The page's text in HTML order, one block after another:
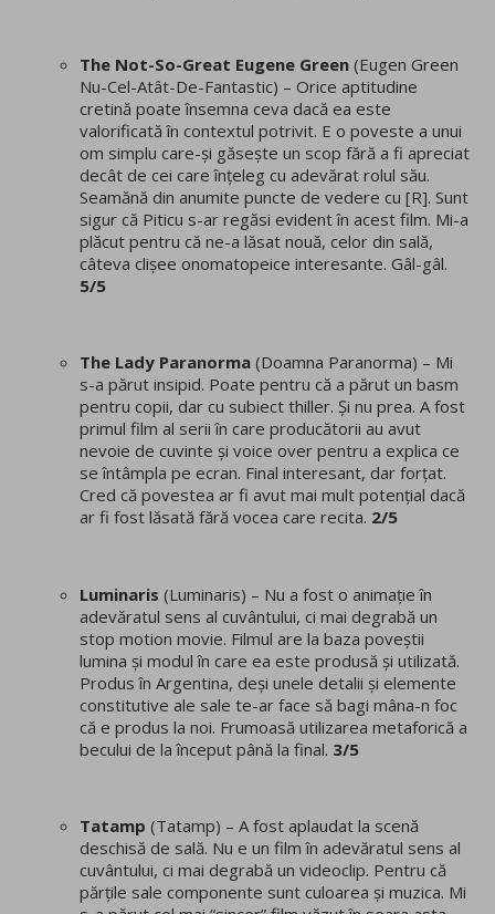
The Not-So-Great Eugene Green (Eugen Green
Nu-Cel-Atât-De-Fantastic) – Orice aptitudine
cretină poate însemna ceva dacă ea este
valorificată în contextul potrivit. E o poveste a unui
om simplu care-și găsește un scop fără a fi apreciat
decât de cei care înțeleg cu adevărat rolul său.
Seamănă din anumite puncte de vedere cu [R]. Sunt
sigur că Piticu s-ar regăsi evident în acest film. Mi-a
plăcut pentru că ne-a lăsat nouă, celor din sală,
câteva clișee onomatopeice interesante. Gâl-gâl.
5/5
The Lady Paranorma (Doamna Paranorma) – Mi
s-a părut insipid. Poate pentru că a părut un basm
pentru copii, dar cu subiect thiller. Și nu prea. A fost
primul film al serii în care producătorii au avut
nevoie de cuvinte și voice over pentru a explica ce
se întâmpla pe ecran. Final interesant, dar forțat.
Cred că povestea ar fi avut mai mult potențial dacă
ar fi fost lăsată fără vocea care recita. 2/5
Luminaris (Luminaris) – Nu a fost o animație în
adevăratul sens al cuvântului, ci mai degrabă un
stop motion movie. Filmul are la baza poveștii
lumina și modul în care ea este produsă și utilizată.
Produs în Argentina, deși unele detalii și elemente
constitutive ale sale te-ar face să bagi mâna-n foc
că e produs la noi. Frumoasă utilizarea metaforică a
becului de la început până la final. 3/5
Tatamp (Tatamp) – A fost aplaudat la scenă
deschisă de sală. Nu e un film în adevăratul sens al
cuvântului, ci mai degrabă un videoclip. Pentru că
părțile sale componente sunt culoarea și muzica. Mi